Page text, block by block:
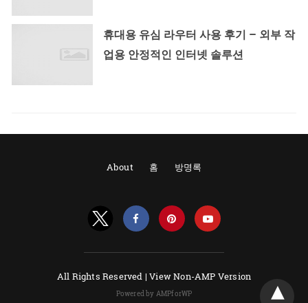
휴대용 유심 라우터 사용 후기 – 외부 작
업용 안정적인 인터넷 솔루션
About 홈 방명록
All Rights Reserved |View Non-AMP Version
Powered by AMPforWP